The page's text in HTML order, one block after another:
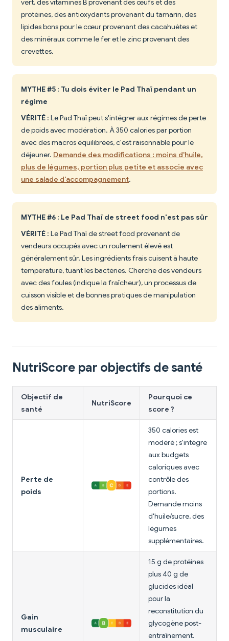
vert, des vitamines B provenant des œufs et des
protéines, des antioxydants provenant du tamarin, des
lipides bons pour le cœur provenant des cacahuètes et
des minéraux comme le fer et le zinc provenant des
crevettes.
MYTHE #5 : Tu dois éviter le Pad Thaï pendant un
régime
VÉRITÉ : Le Pad Thaï peut s'intégrer aux régimes de perte
de poids avec modération. À 350 calories par portion
avec des macros équilibrées, c'est raisonnable pour le
déjeuner. Demande des modifications : moins d'huile,
plus de légumes, portion plus petite et associe avec
une salade d'accompagnement.
MYTHE #6 : Le Pad Thaï de street food n'est pas sûr
VÉRITÉ : Le Pad Thaï de street food provenant de
vendeurs occupés avec un roulement élevé est
généralement sûr. Les ingrédients frais cuisent à haute
température, tuant les bactéries. Cherche des vendeurs
avec des foules (indique la fraîcheur), un processus de
cuisson visible et de bonnes pratiques de manipulation
des aliments.
NutriScore par objectifs de santé
Objectif de
santé
NutriScore
Pourquoi ce
score ?
Perte de
poids
350 calories est
modéré ; s'intègre
aux budgets
caloriques avec
contrôle des
portions.
Demande moins
d'huile/sucre, des
légumes
supplémentaires.
Gain
musculaire
15 g de protéines
plus 40 g de
glucides idéal
pour la
reconstitution du
glycogène post-
entraînement.